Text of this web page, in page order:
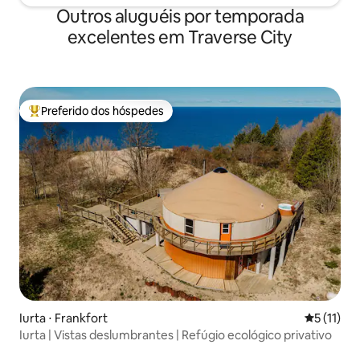
Outros aluguéis por temporada
excelentes em Traverse City
Entre os melhores preferidos dos hóspedes
Preferido dos hóspedes
Iurta ⋅ Frankfort 5 de uma
5 (11)
Iurta | Vistas deslumbrantes | Refúgio ecológico privativo